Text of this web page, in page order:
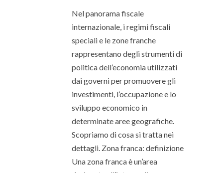
Nel panorama fiscale
internazionale, i regimi fiscali
speciali e le zone franche
rappresentano degli strumenti di
politica dell’economia utilizzati
dai governi per promuovere gli
investimenti, l’occupazione e lo
sviluppo economico in
determinate aree geografiche.
Scopriamo di cosa si tratta nei
dettagli. Zona franca: definizione
Una zona franca è un’area